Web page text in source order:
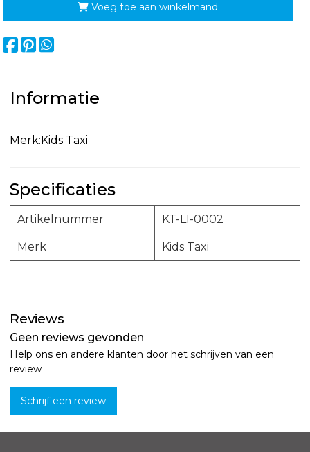
Voeg toe aan winkelmand
Informatie
Merk:Kids Taxi
Specificaties
Artikelnummer KT-LI-0002
Merk Kids Taxi
Reviews
Geen reviews gevonden
Help ons en andere klanten door het schrijven van een
review
Schrijf een review